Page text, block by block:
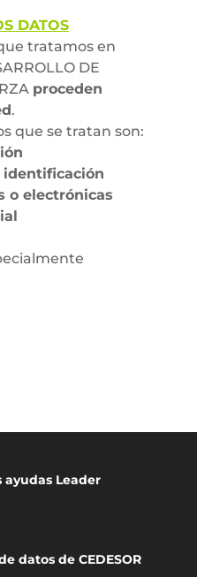
DATOS
tratamos en
DE
proceden
.
que se tratan son:
identificación
o electrónicas
ayudas Leader
datos de CEDESOR